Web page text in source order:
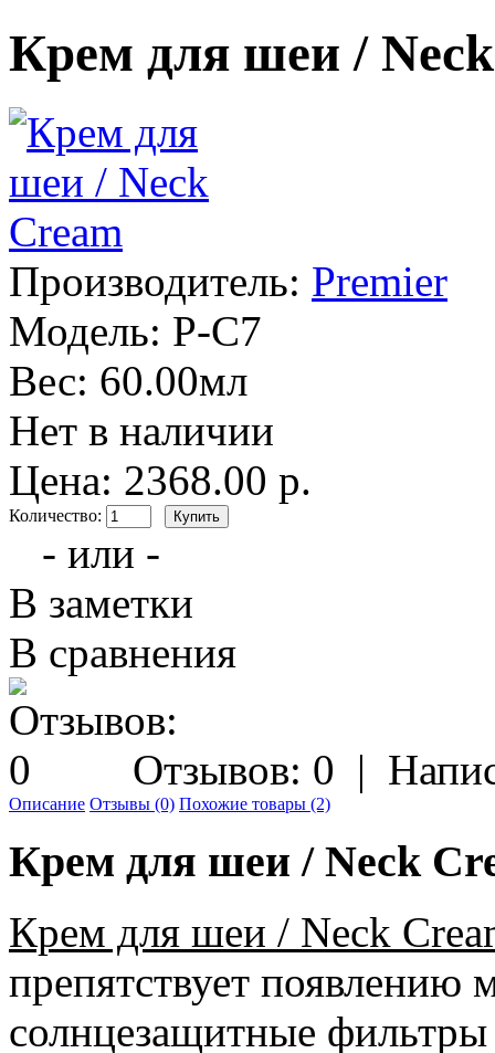
Крем для шеи /
Производитель: Premier
Модель: P-C7
Вес: 60.00мл
Нет в наличии
Цена: 2368.00 р.
Количество:
- или -
В заметки
В сравнения
Отзывов: 0 |
Описание Отзывы (0) Похожие товары (2)
Крем для шеи / Neck
Крем для шеи / Neck
препятствует
солнцезащитные